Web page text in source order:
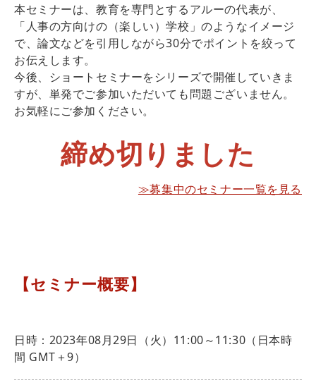
本セミナーは、教育を専門とするアルーの代表が、
「人事の方向けの（楽しい）学校」のようなイメージ
で、論文などを引用しながら30分でポイントを絞って
お伝えします。
今後、ショートセミナーをシリーズで開催していきま
すが、単発でご参加いただいても問題ございません。
お気軽にご参加ください。
締め切りました
≫募集中のセミナー一覧を見る
【セミナー概要】
日時：2023年08月29日（火）11:00～11:30（日本時
間 GMT＋9）